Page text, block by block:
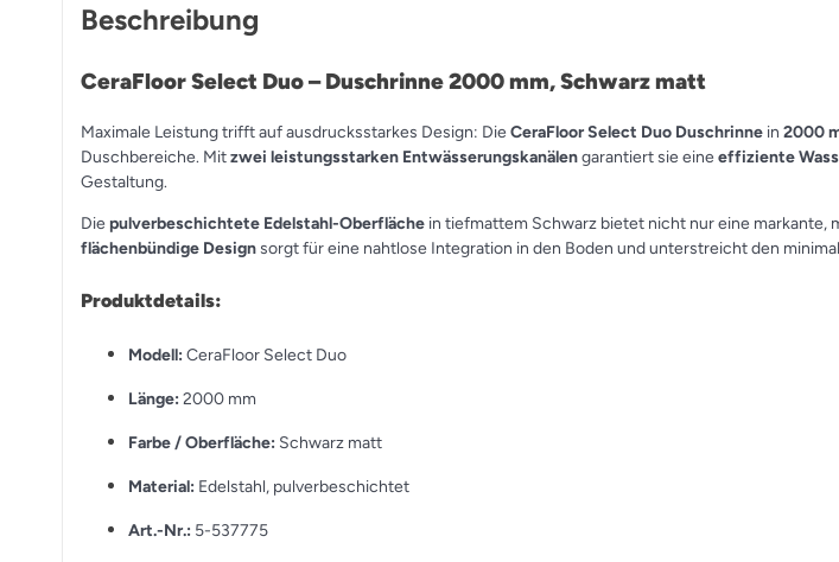
Beschreibung
CeraFloor Select Duo – Duschrinne 2000 mm, Schwarz matt
Maximale Leistung trifft auf ausdrucksstarkes Design: DieCeraFloor Select Duo Duschrinne in 2000
Duschbereiche. Mitzwei leistungsstarken Entwässerungskanälengarantiert sie eineeffiziente
Gestaltung.
Diepulverbeschichtete Edelstahl-Oberfläche in tiefmattem Schwarz bietet nicht nur eine markante,
flächenbündige Designsorgt für eine nahtlose Integration in den Boden und unterstreicht den
Produktdetails:
Modell: CeraFloor Select Duo
Länge: 2000 mm
Farbe / Oberfläche: Schwarz matt
Material: Edelstahl, pulverbeschichtet
Art.-Nr.: 5-537775